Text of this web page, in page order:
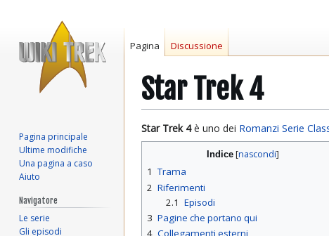
Star Trek 4
Vai
alla
Vai
alla
Star Trek 4è uno dei Romanzi Serie
Indice
1 Trama
2 Riferimenti
2.1 Episodi
3 Pagine che portano qui
Pagina Discussione
Pagina principale
Ultime modifiche
Una pagina a caso
Aiuto
Navigatore
Le serie
Gli episodi